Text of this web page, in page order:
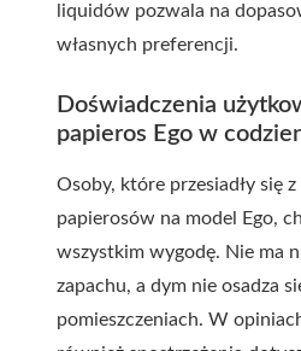
liquidów pozwala na
własnych preferencji.
Doświadczenia
papieros Ego w
Osoby, które przesiadły się
papierosów na model Ego,
wszystkim wygodę. Nie ma
zapachu, a dym nie osadza
pomieszczeniach. W